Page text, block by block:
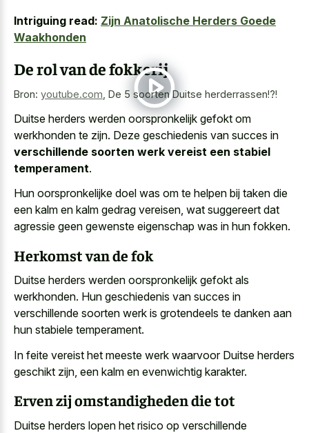
Intriguing read: Zijn Anatolische Herders Goede
Waakhonden
De rol van de fokkerij
Bron: youtube.com, De 5 soorten Duitse herderrassen!?!
Duitse herders werden oorspronkelijk gefokt om
werkhonden te zijn. Deze geschiedenis van succes in
verschillende soorten werk vereist een stabiel
temperament.
Hun oorspronkelijke doel was om te helpen bij taken die
een kalm en kalm gedrag vereisen, wat suggereert dat
agressie geen gewenste eigenschap was in hun fokken.
Herkomst van de fok
Duitse herders werden oorspronkelijk gefokt als
werkhonden. Hun geschiedenis van succes in
verschillende soorten werk is grotendeels te danken aan
hun stabiele temperament.
In feite vereist het meeste werk waarvoor Duitse herders
geschikt zijn, een kalm en evenwichtig karakter.
Erven zij omstandigheden die tot
Duitse herders lopen het risico op verschillende